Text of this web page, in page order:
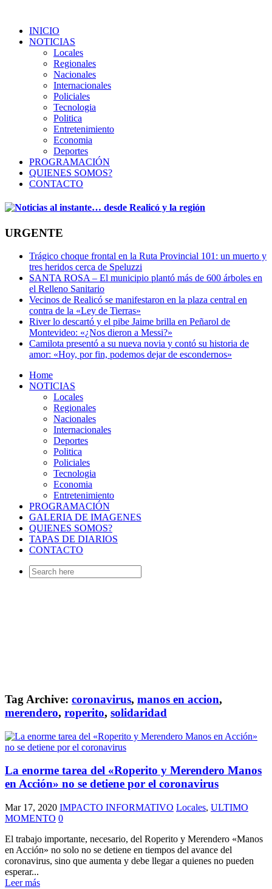
INICIO
NOTICIAS
Locales
Regionales
Nacionales
Internacionales
Policiales
Tecnologia
Politica
Entretenimiento
Economia
Deportes
PROGRAMACIÓN
QUIENES SOMOS?
CONTACTO
URGENTE
Trágico choque frontal en la Ruta Provincial 101: un muerto y
tres heridos cerca de Speluzzi
SANTA ROSA – El municipio plantó más de 600 árboles en
el Relleno Sanitario
Vecinos de Realicó se manifestaron en la plaza central en
contra de la «Ley de Tierras»
River lo descartó y el pibe Jaime brilla en Peñarol de
Montevideo: «¿Nos dieron a Messi?»
Camilota presentó a su nueva novia y contó su historia de
amor: «Hoy, por fin, podemos dejar de escondernos»
Home
NOTICIAS
Locales
Regionales
Nacionales
Internacionales
Deportes
Politica
Policiales
Tecnologia
Economia
Entretenimiento
PROGRAMACIÓN
GALERIA DE IMAGENES
QUIENES SOMOS?
TAPAS DE DIARIOS
CONTACTO
Search
for:
Tag Archive: coronavirus, manos en accion,
merendero, roperito, solidaridad
La enorme tarea del «Roperito y Merendero Manos
en Acción» no se detiene por el coronavirus
Mar 17, 2020 IMPACTO INFORMATIVO Locales, ULTIMO
MOMENTO 0
El trabajo importante, necesario, del Roperito y Merendero «Manos
en Acción» no solo no se detiene en tiempos del avance del
coronavirus, sino que aumenta y debe llegar a quienes no pueden
esperar...
Leer más